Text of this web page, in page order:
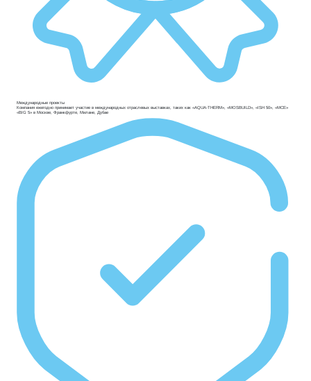
Международные проекты
Компания ежегодно принимает участие в международных отраслевых выставках, таких как «AQUA-THERM», «MOSBUILD», «ISH 50», «MCE»
«BIG 5» в Москве, Франкфурте, Милане, Дубае